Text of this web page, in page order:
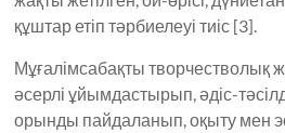
құштар етіп тәрбиелеуі тиіс [3].
Мұғалімсабақты творчестволық
әсерлі ұйымдастырып, әдіс-
орынды пайдаланып, оқыту мен